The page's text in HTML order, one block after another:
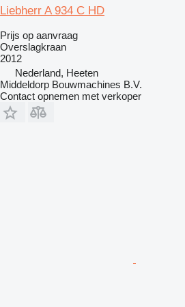
Liebherr A 934 C HD
Prijs op aanvraag
Overslagkraan
2012
Nederland, Heeten
Middeldorp Bouwmachines B.V.
Contact opnemen met verkoper